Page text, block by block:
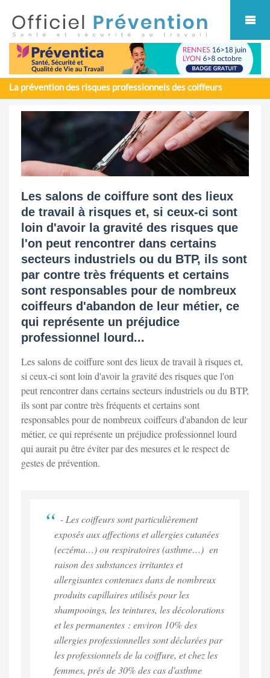
La prévention des risques professionnels des coiffeurs
Les salons de coiffure sont des lieux
de travail à risques et, si ceux-ci sont
loin d'avoir la gravité des risques que
l'on peut rencontrer dans certains
secteurs industriels ou du BTP, ils sont
par contre très fréquents et certains
sont responsables pour de nombreux
coiffeurs d'abandon de leur métier, ce
qui représente un préjudice
professionnel lourd...
Les salons de coiffure sont des lieux de travail à risques et,
si ceux-ci sont loin d'avoir la gravité des risques que l'on
peut rencontrer dans certains secteurs industriels ou du BTP,
ils sont par contre très fréquents et certains sont
responsables pour de nombreux coiffeurs d'abandon de leur
métier, ce qui représente un préjudice professionnel lourd
qui aurait pu être éviter par des mesures et le respect de
gestes de prévention.
- Les coiffeurs sont particulièrement
exposés aux affections et allergies cutanées
(eczéma…) ou respiratoires (asthme…) en
raison des substances irritantes et
allergisantes contenues dans de nombreux
produits capillaires utilisés pour les
shampooings, les teintures, les décolorations
et les permanentes : environ 10% des
allergies professionnelles sont déclarées par
les professionnels de la coiffure, et chez les
femmes, prés de 30% des cas d'asthme